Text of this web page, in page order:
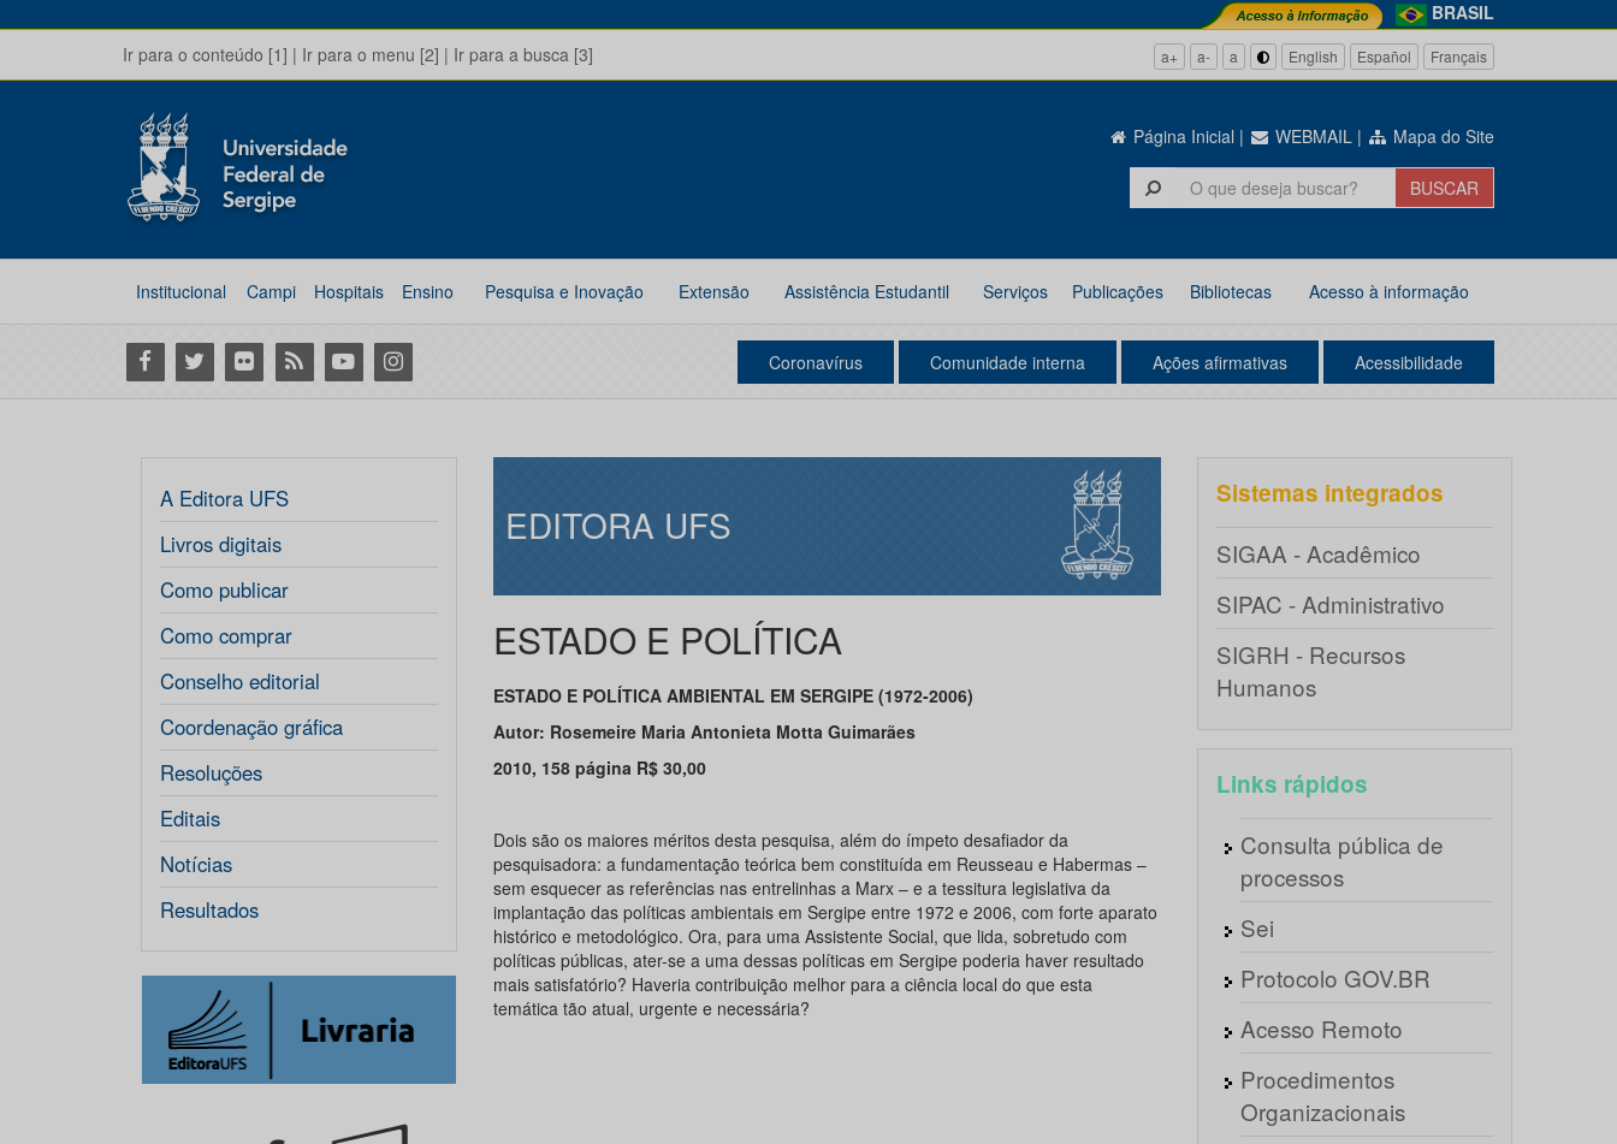
BRASIL
Ir para o conteúdo [1] | Ir para o menu [2] | Ir para a busca [3] a+ a- a English Español Français
Página Inicial | WEBMAIL | Mapa do Site
Institucional Campi Hospitais Ensino Pesquisa e Inovação Extensão Assistência Estudantil Serviços Publicações Bibliotecas Acesso à informação
Facebook
Twitter Flickr RSS YoutubeInstagram Coronavírus Comunidade interna Ações afirmativas Acessibilidade
A Editora UFS
Livros digitais
Como publicar
Como comprar
Conselho editorial
Coordenação gráfica
Resoluções
Editais
Notícias
Resultados
EDITORA UFS
ESTADO E POLÍTICA
ESTADO E POLÍTICA AMBIENTAL EM SERGIPE (1972-2006)
Autor: Rosemeire Maria Antonieta Motta Guimarães
2010, 158 página R$ 30,00
Dois são os maiores méritos desta pesquisa, além do ímpeto desafiador da
pesquisadora: a fundamentação teórica bem constituída em Reusseau e Habermas –
sem esquecer as referências nas entrelinhas a Marx – e a tessitura legislativa da
implantação das políticas ambientais em Sergipe entre 1972 e 2006, com forte aparato
histórico e metodológico. Ora, para uma Assistente Social, que lida, sobretudo com
políticas públicas, ater-se a uma dessas políticas em Sergipe poderia haver resultado
mais satisfatório? Haveria contribuição melhor para a ciência local do que esta
temática tão atual, urgente e necessária?
Sistemas integrados
SIGAA - Acadêmico
SIPAC - Administrativo
SIGRH - Recursos
Humanos
Links rápidos
Consulta pública de
processos
Sei
Protocolo GOV.BR
Acesso Remoto
Procedimentos
Organizacionais